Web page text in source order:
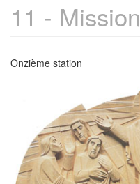
11 - Mission
Onzième station